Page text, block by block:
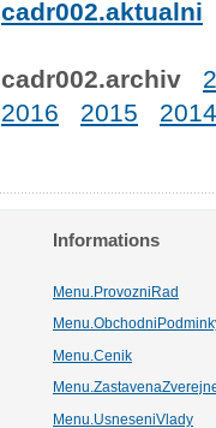
cadr002.aktualni
cadr002.archiv
2016
2015 2014
Informations
Menu.ProvozniRad
Menu.Cenik
Menu.UsneseniVlady